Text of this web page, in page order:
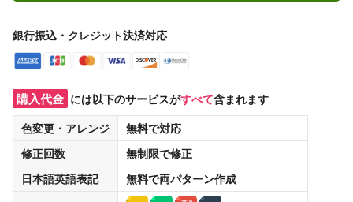
銀行振込・クレジット決済対応
購入代金 には以下のサービスがすべて含まれます
色変更・アレンジ
無料で対応
修正回数
無制限で修正
日本語英語表記
無料で両パターン作成